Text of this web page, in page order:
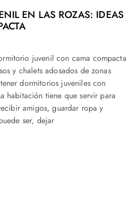
EN LAS ROZAS: IDEAS
juvenil con cama compacta
y chalets adosados de zonas
dormitorios juveniles con
habitación tiene que servir para
amigos, guardar ropa y
ser, dejar